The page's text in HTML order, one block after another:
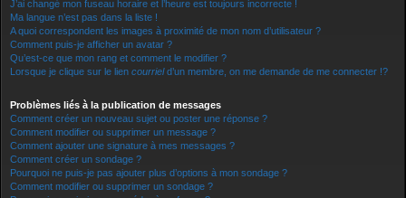
J’ai changé mon fuseau horaire et l’heure est toujours incorrecte !
Ma langue n’est pas dans la liste !
A quoi correspondent les images à proximité de mon nom d’utilisateur ?
Comment puis-je afficher un avatar ?
Qu’est-ce que mon rang et comment le modifier ?
Lorsque je clique sur le lien courrield’un membre, on me demande de me connecter !?
Problèmes liés à la publication de messages
Comment créer un nouveau sujet ou poster une réponse ?
Comment modifier ou supprimer un message ?
Comment ajouter une signature à mes messages ?
Comment créer un sondage ?
Pourquoi ne puis-je pas ajouter plus d’options à mon sondage ?
Comment modifier ou supprimer un sondage ?